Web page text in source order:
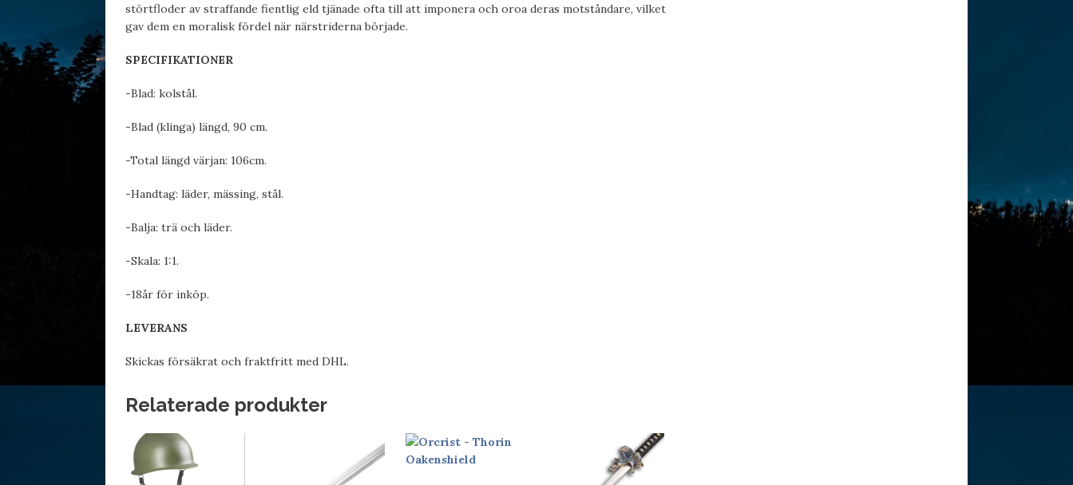
störtfloder av straffande fientlig eld tjänade ofta till att imponera och oroa deras motståndare, vilket
gav dem en moralisk fördel när närstriderna började.
SPECIFIKATIONER
-Blad: kolstål.
-Blad (klinga) längd, 90 cm.
-Total längd värjan: 106cm.
-Handtag: läder, mässing, stål.
-Balja: trä och läder.
-Skala: 1:1.
-18år för inköp.
LEVERANS
Skickas försäkrat och fraktfritt med DHL.
Relaterade produkter